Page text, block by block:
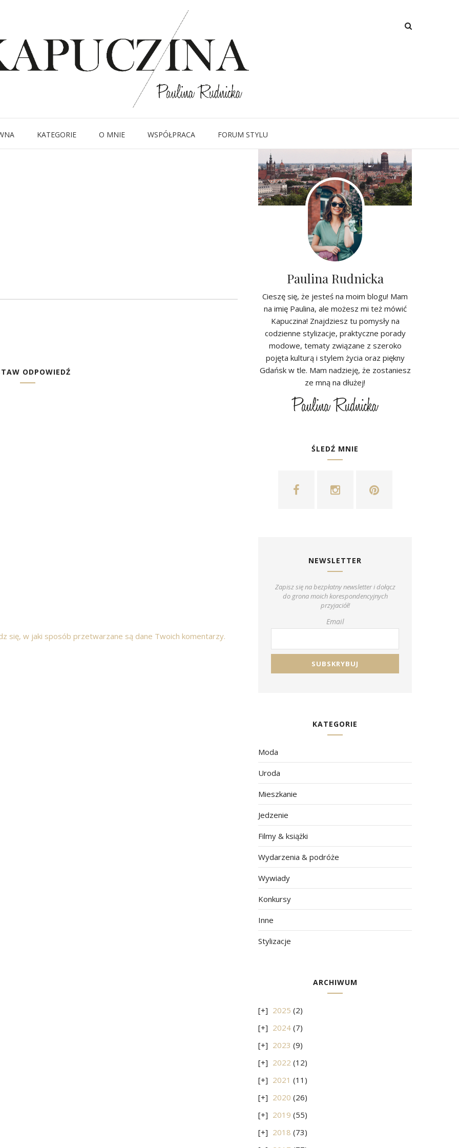
KATEGORIE O MNIE WSPÓŁPRACA FORUM STYLU
IMG_6271
Written byKapuczina in
ODPOWIEDŹ
się, w jaki sposób przetwarzane są dane Twoich komentarzy.
Paulina Rudnicka
Cieszę się, że jesteś na moim blogu! Mam
na imię Paulina, ale możesz mi też mówić
Kapuczina! Znajdziesz tu pomysły na
codzienne stylizacje, praktyczne porady
modowe, tematy związane z szeroko
pojęta kulturą i stylem życia oraz piękny
Gdańsk w tle. Mam nadzieję, że zostaniesz
ze mną na dłużej!
ŚLEDŹ MNIE
NEWSLETTER
Zapisz się na bezpłatny newsletter i dołącz
do grona moich korespondencyjnych
przyjaciół!
Email
KATEGORIE
Moda
Uroda
Mieszkanie
Jedzenie
Filmy & książki
Wydarzenia & podróże
Wywiady
Konkursy
Inne
Stylizacje
ARCHIWUM
2025 (2)
2024 (7)
2023 (9)
2022 (12)
2021 (11)
2020 (26)
2019 (55)
2018 (73)